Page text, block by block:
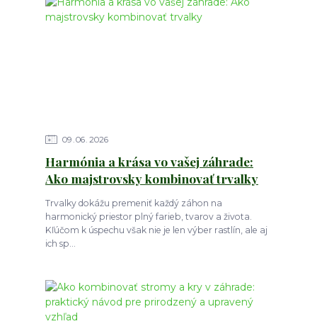
09 06 2026
Harmónia a krása vo vašej záhrade:
Ako majstrovsky kombinovať trvalky
Trvalky dokážu premeniť každý záhon na
harmonický priestor plný farieb, tvarov a života.
Kľúčom k úspechu však nie je len výber rastlín, ale aj
ich sp...